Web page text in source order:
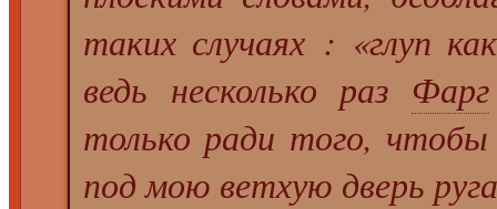
таких случаях : «глуп
ведь несколько раз Фарг
только ради того,
под мою ветхую дверь